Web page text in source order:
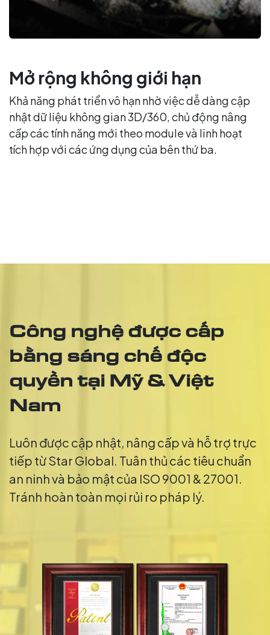
Mở rộng không giới hạn
Khả năng phát triển vô hạn nhờ việc dễ dàng cập
nhật dữ liệu không gian 3D/360, chủ động nâng
cấp các tính năng mới theo module và linh hoạt
tích hợp với các ứng dụng của bên thứ ba.
Luôn được cập nhật, nâng cấp và hỗ trợ trực
tiếp từ Star Global. Tuân thủ các tiêu chuẩn
an ninh và bảo mật của ISO 9001 & 27001.
Tránh hoàn toàn mọi rủi ro pháp lý.
Công nghệ được cấp
bằng sáng chế độc
quyền tại Mỹ & Việt
Nam